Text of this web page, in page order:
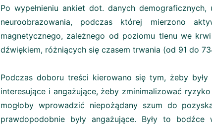
Po wypełnieniu ankiet dot. danych
neuroobrazowania, podczas której mierzono
magnetycznego, zależnego od poziomu tlenu we
dźwiękiem, różniących się czasem trwania (od 91 do
Podczas doboru treści kierowano się tym, żeby
interesujące i angażujące, żeby zminimalizować
mogłoby wprowadzić niepożądany szum do
prawdopodobnie były angażujące. Były to bodźce